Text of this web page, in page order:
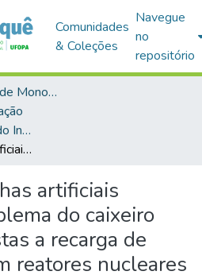
Comunidades
& Coleções
Navegue
no
repositório
Biblioteca Digital de Monografias (BDM)
IEG - TCC - Bacharelado Interdisciplinar em Ciência e Tecnologia
Colonia de abelhas artificiais aplicada ao problema do caixeiro viajante com vistas a recarga de combustíveis em reatores nucleares
artificiais
do caixeiro
a recarga de
reatores nucleares